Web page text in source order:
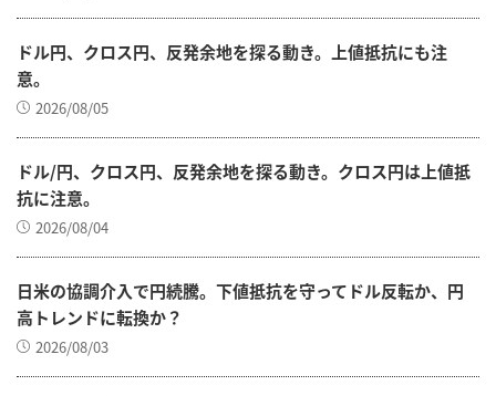
ドル円、クロス円、反発余地を探る動き。上値抵抗にも注
意。
2026/08/05
ドル/円、クロス円、反発余地を探る動き。クロス円は上値抵
抗に注意。
2026/08/04
日米の協調介入で円続騰。下値抵抗を守ってドル反転か、円
高トレンドに転換か？
2026/08/03